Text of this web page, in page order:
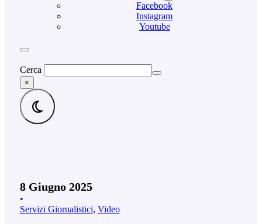
Facebook
Instagram
Youtube
Cerca
×
8 Giugno 2025
•
Servizi Giornalistici, Video